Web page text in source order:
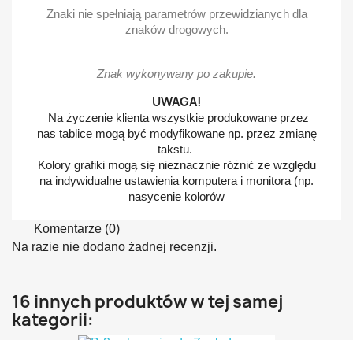
Znaki nie spełniają parametrów przewidzianych dla
znaków drogowych.
Znak wykonywany po zakupie.
UWAGA!
Na życzenie klienta wszystkie produkowane przez
nas tablice mogą być modyfikowane np. przez zmianę
takstu.
Kolory grafiki mogą się nieznacznie różnić ze względu
na indywidualne ustawienia komputera i monitora (np.
nasycenie kolorów
Komentarze (0)
Na razie nie dodano żadnej recenzji.
16 innych produktów w tej samej
kategorii: